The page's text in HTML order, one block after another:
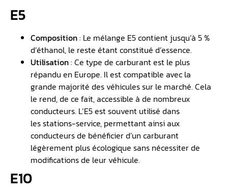
E5
Composition: Le mélange E5 contient jusqu’à 5 %
d’éthanol, le reste étant constitué d’essence.
Utilisation: Ce type de carburant est le plus
répandu en Europe. Il est compatible avec la
grande majorité des véhicules sur le marché. Cela
le rend, de ce fait, accessible à de nombreux
conducteurs. L’E5 est souvent utilisé dans
les stations-service, permettant ainsi aux
conducteurs de bénéficier d’un carburant
légèrement plus écologique sans nécessiter de
modifications de leur véhicule.
E10